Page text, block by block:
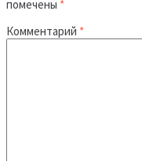
помечены *
Комментарий *